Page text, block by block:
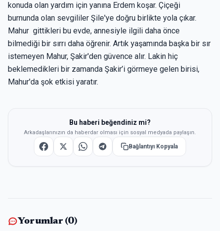
konuda olan yardım için yanına Erdem koşar. Çiçeği
burnunda olan sevgililer Şile'ye doğru birlikte yola çıkar.
Mahur gittikleri bu evde, annesiyle ilgili daha önce
bilmediği bir sırrı daha öğrenir. Artık yaşamında başka bir sır
istemeyen Mahur, Şakir'den güvence alır. Lakin hiç
beklemedikleri bir zamanda Şakir’i görmeye gelen birisi,
Mahur'da şok etkisi yaratır.
Bu haberi beğendiniz mi?
Arkadaşlarınızın da haberdar olması için sosyal medyada paylaşın.
Bağlantıyı Kopyala
Yorumlar (0)